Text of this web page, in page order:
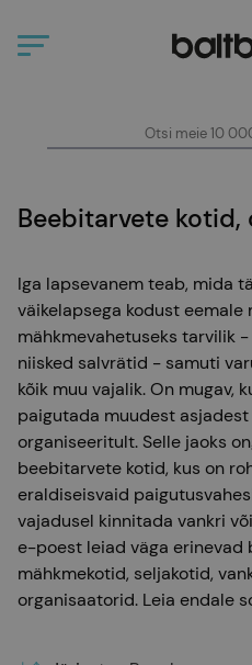
Beebitarvete
Iga lapsevanem teab, mida
väikelapsega kodust eemale
mähkmevahetuseks tarvilik
niisked salvrätid - samuti
kõik muu vajalik. On mugav,
paigutada muudest
organiseeritult. Selle jaoks
beebitarvete kotid, kus on
eraldiseisvaid
vajadusel kinnitada vankri
e-poest leiad väga
mähkmekotid, seljakotid,
organisaatorid. Leia endale